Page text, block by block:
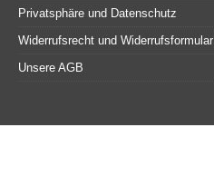
Privatsphäre und Datenschutz
Widerrufsrecht und Widerrufsformular
Unsere AGB